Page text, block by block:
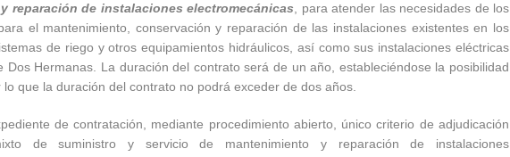
reparación de instalaciones electromecánicas , para atender las necesidades de los
el mantenimiento, conservación y reparación de las instalaciones existentes en los
de riego y otros equipamientos hidráulicos, así como sus instalaciones eléctricas
Hermanas. La duración del contrato será de un año, estableciéndose la posibilidad
que la duración del contrato no podrá exceder de dos años.
de contratación, mediante procedimiento abierto, único criterio de adjudicación
de suministro y servicio de mantenimiento y reparación de instalaciones